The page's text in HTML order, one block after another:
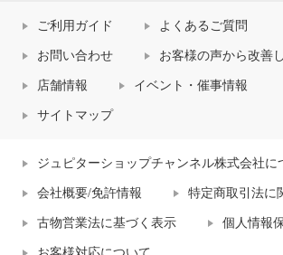
ご利用ガイド よくあるご質問
お問い合わせ お客様の声から改善
店舗情報 イベント・催事情報
サイトマップ
ジュピターショップチャンネル株式会社に
会社概要/免許情報 特定商取引法に
古物営業法に基づく表示 個人情報